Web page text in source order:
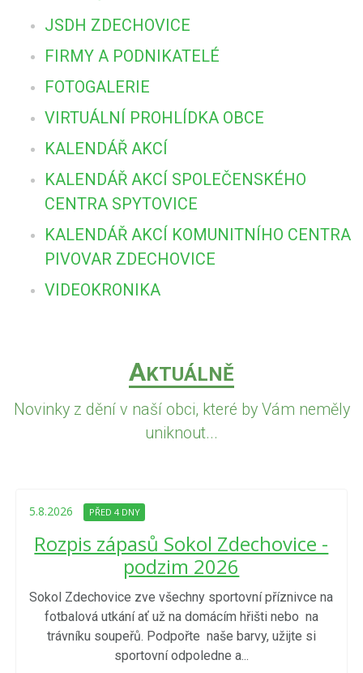
JSDH ZDECHOVICE
FIRMY A PODNIKATELÉ
FOTOGALERIE
VIRTUÁLNÍ PROHLÍDKA OBCE
KALENDÁŘ AKCÍ
KALENDÁŘ AKCÍ SPOLEČENSKÉHO
CENTRA SPYTOVICE
KALENDÁŘ AKCÍ KOMUNITNÍHO CENTRA
PIVOVAR ZDECHOVICE
VIDEOKRONIKA
AKTUÁLNĚ
Novinky z dění v naší obci, které by Vám neměly
uniknout...
5.8.2026 PŘED 4 DNY
Rozpis zápasů Sokol Zdechovice -
podzim 2026
Sokol Zdechovice zve všechny sportovní příznivce na
fotbalová utkání ať už na domácím hřišti nebo na
trávníku soupeřů. Podpořte naše barvy, užijte si
sportovní odpoledne a...